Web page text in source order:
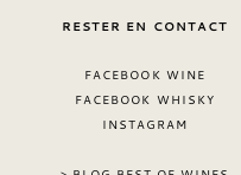
RESTER EN CONTACT
FACEBOOK WINE
FACEBOOK WHISKY
INSTAGRAM